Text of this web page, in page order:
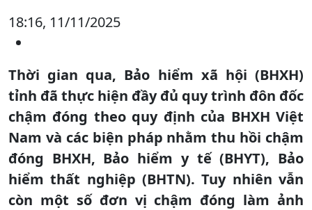
18:16, 11/11/2025
Thời gian qua, Bảo hiểm xã hội (BHXH)
tỉnh đã thực hiện đầy đủ quy trình đôn đốc
chậm đóng theo quy định của BHXH Việt
Nam và các biện pháp nhằm thu hồi chậm
đóng BHXH, Bảo hiểm y tế (BHYT), Bảo
hiểm thất nghiệp (BHTN). Tuy nhiên vẫn
còn một số đơn vị chậm đóng làm ảnh